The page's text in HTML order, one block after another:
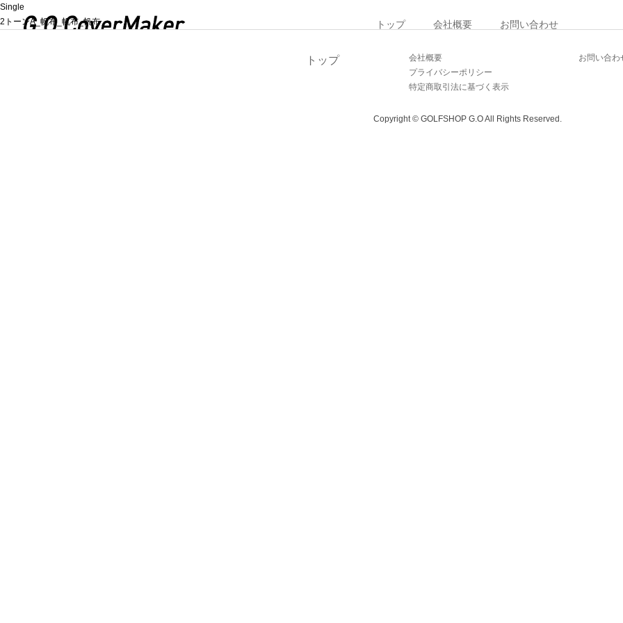
トップ 会社概要 お問い合わせ
Single
2トーンA_帆布_帆布_帆布
トップ
会社概要
プライバシーポリシー
特定商取引法に基づく表示
お問い合わ
Copyright © GOLFSHOP G.O All Rights Reserved.